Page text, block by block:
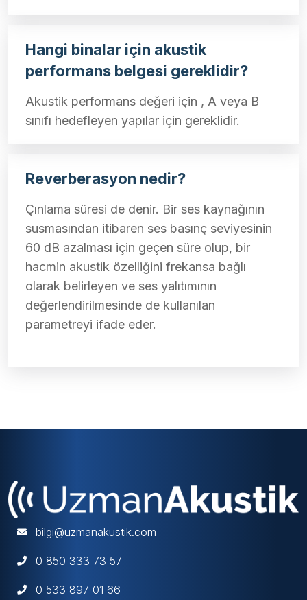
Hangi binalar için akustik
performans belgesi gereklidir?
Akustik performans değeri için , A veya B
sınıfı hedefleyen yapılar için gereklidir.
Reverberasyon nedir?
Çınlama süresi de denir. Bir ses kaynağının
susmasından itibaren ses basınç seviyesinin
60 dB azalması için geçen süre olup, bir
hacmin akustik özelliğini frekansa bağlı
olarak belirleyen ve ses yalıtımının
değerlendirilmesinde de kullanılan
parametreyi ifade eder.
bilgi@uzmanakustik.com
0 850 333 73 57
0 533 897 01 66